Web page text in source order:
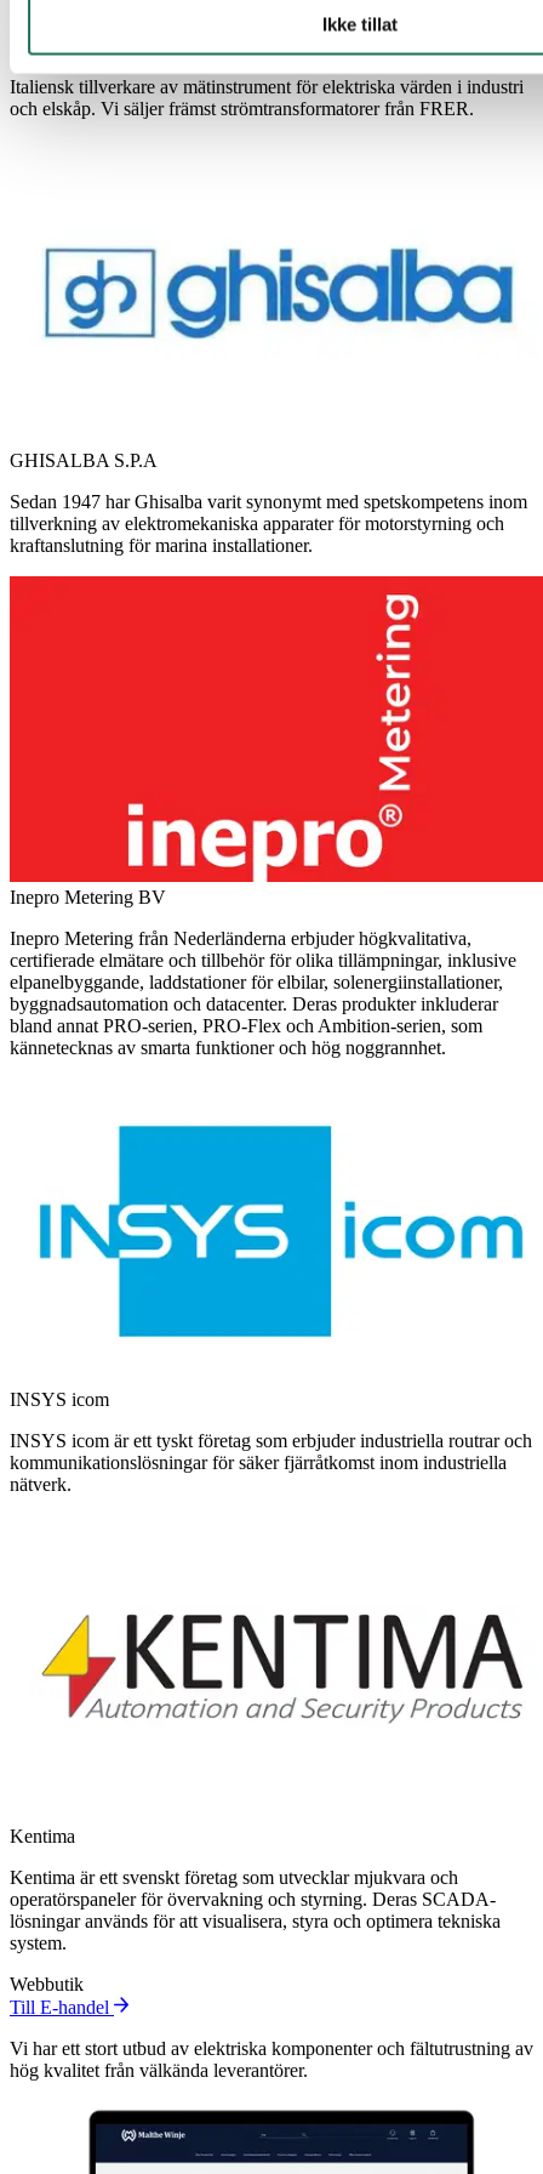
Ikke tillat
Italiensk tillverkare av mätinstrument för elektriska värden i industri
och elskåp. Vi säljer främst strömtransformatorer från FRER.
GHISALBA S.P.A
Sedan 1947 har Ghisalba varit synonymt med spetskompetens inom
tillverkning av elektromekaniska apparater för motorstyrning och
kraftanslutning för marina installationer.
Inepro Metering BV
Inepro Metering från Nederländerna erbjuder högkvalitativa,
certifierade elmätare och tillbehör för olika tillämpningar, inklusive
elpanelbyggande, laddstationer för elbilar, solenergiinstallationer,
byggnadsautomation och datacenter. Deras produkter inkluderar
bland annat PRO-serien, PRO-Flex och Ambition-serien, som
kännetecknas av smarta funktioner och hög noggrannhet.
INSYS icom
INSYS icom är ett tyskt företag som erbjuder industriella routrar och
kommunikationslösningar för säker fjärråtkomst inom industriella
nätverk.
Kentima
Kentima är ett svenskt företag som utvecklar mjukvara och
operatörspaneler för övervakning och styrning. Deras SCADA-
lösningar används för att visualisera, styra och optimera tekniska
system.
Webbutik
Till E-handel
Vi har ett stort utbud av elektriska komponenter och fältutrustning av
hög kvalitet från välkända leverantörer.